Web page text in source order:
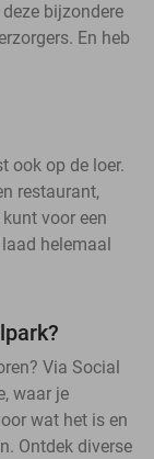
bijzondere
En heb
ook op de loer.
restaurant,
voor een
helemaal
Via Social
waar je
wat het is en
Ontdek diverse